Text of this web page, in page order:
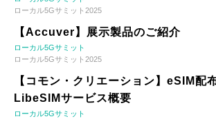
ローカル5Gサミット2025
【Accuver】展示製品のご紹介
ローカル5Gサミット
ローカル5Gサミット2025
【コモン・クリエーション】eSIM配
LibeSIMサービス概要
ローカル5Gサミット